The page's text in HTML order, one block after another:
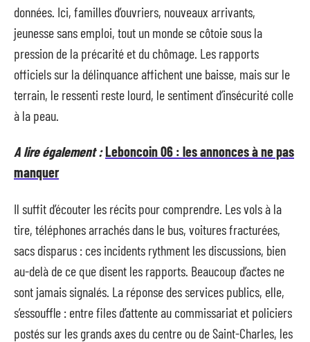
données. Ici, familles d’ouvriers, nouveaux arrivants,
jeunesse sans emploi, tout un monde se côtoie sous la
pression de la précarité et du chômage. Les rapports
officiels sur la délinquance affichent une baisse, mais sur le
terrain, le ressenti reste lourd, le sentiment d’insécurité colle
à la peau.
A lire également :Leboncoin 06 : les annonces à ne pas
manquer
Il suffit d’écouter les récits pour comprendre. Les vols à la
tire, téléphones arrachés dans le bus, voitures fracturées,
sacs disparus : ces incidents rythment les discussions, bien
au-delà de ce que disent les rapports. Beaucoup d’actes ne
sont jamais signalés. La réponse des services publics, elle,
s’essouffle : entre files d’attente au commissariat et policiers
postés sur les grands axes du centre ou de Saint-Charles, les